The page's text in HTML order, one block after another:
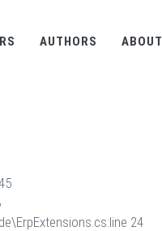
AUTHORS ABOUT
24